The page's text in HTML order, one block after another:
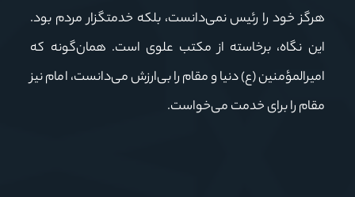
هرگز خود را رئیس نمی‌دانست، بلکه خدمتگزار مردم بود.
این نگاه، برخاسته از مکتب علوی است. همان‌گونه که
امیرالمؤمنین (ع) دنیا و مقام را بی‌ارزش می‌دانست، امام نیز
مقام را برای خدمت می‌خواست.